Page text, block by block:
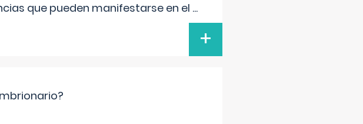
que pueden manifestarse en el ...
+